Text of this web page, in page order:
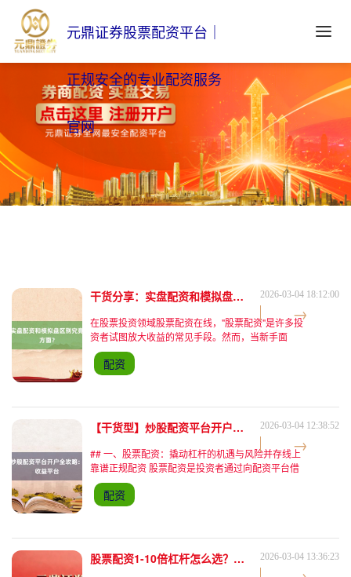
元鼎证券股票配资平台｜
正规安全的专业配资服务
官网
干货分享：实盘配资和模拟盘区别究竟体现在哪些方面？ 2026-03-04 18:12:00
在股票投资领域股票配资在线，"股票配资"是许多投
资者试图放大收益的常见手段。然而，当新手面
对"实盘配资"和"模拟盘"两个概念时，往往陷入困
惑：两者究竟有何本质区别？选择哪种方式更适合自
己？本文将通过真
配资
【干货型】炒股配资平台开户全攻略：选对安全高收益平台 2026-03-04 12:38:52
## 一、股票配资：撬动杠杆的机遇与风险并存线上
靠谱正规配资 股票配资是投资者通过向配资平台借
入资金，扩大本金规模进行股票交易的方式。例如，
若投资者自有资金10万元，选择1:5的配资比例，即
可获得50
配资
股票配资1-10倍杠杆怎么选？看完这篇秒懂！ 2026-03-04 13:36:23